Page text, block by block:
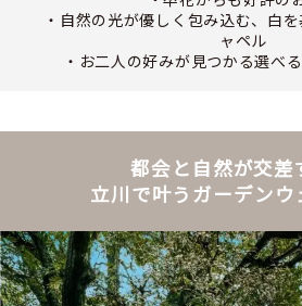
・自然の光が優しく包み込む、白
ャペル
・お二人の好みが見つかる選べ
都会と自然が交差
立川で叶うガーデンウ